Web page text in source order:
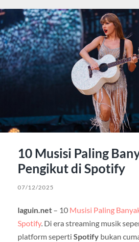
10 Musisi Paling
Pengikut di Spotify
07/12/2025
laguin.net– 10 Musisi Paling
Spotify. Di era streaming musik
platform seperti Spotifybukan